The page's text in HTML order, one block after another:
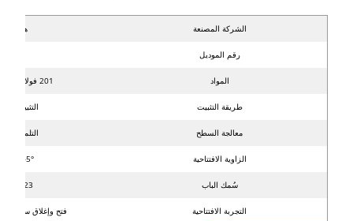
الشركة المصنعة هويسو
رقم الموديل
المواد 201 فولاذ مقاوم للصدأ
طريقة التثبيت التثبيت
معالجة السطح التلميع
الزاوية الافتتاحية 45°~105°
سُمك الباب 16-23 مم
التجربة الافتتاحية فتح وإغلاق سلس